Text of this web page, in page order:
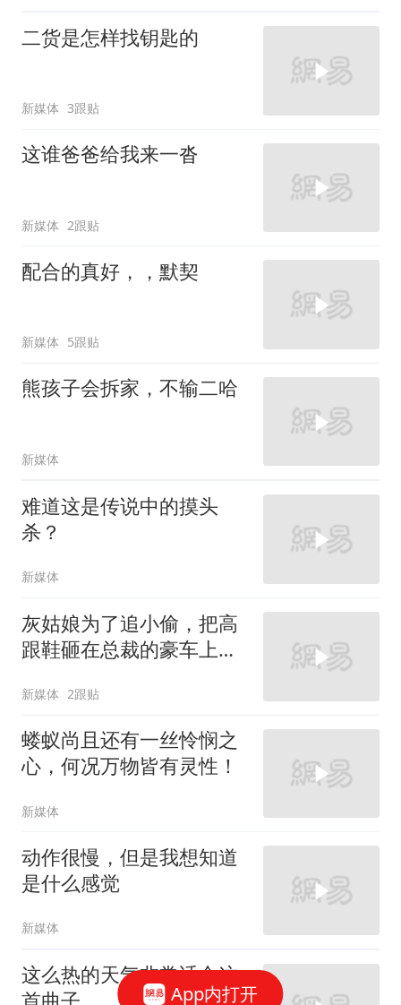
二货是怎样找钥匙的
新媒体 3跟贴
这谁爸爸给我来一沓
新媒体 2跟贴
配合的真好，，默契
新媒体 5跟贴
熊孩子会拆家，不输二哈
新媒体
难道这是传说中的摸头
杀？
新媒体
灰姑娘为了追小偷，把高
跟鞋砸在总裁的豪车上，
新媒体 2跟贴
蝼蚁尚且还有一丝怜悯之
心，何况万物皆有灵性！
新媒体
动作很慢，但是我想知道
是什么感觉
新媒体
这么热的天气非常适合这
App内打开